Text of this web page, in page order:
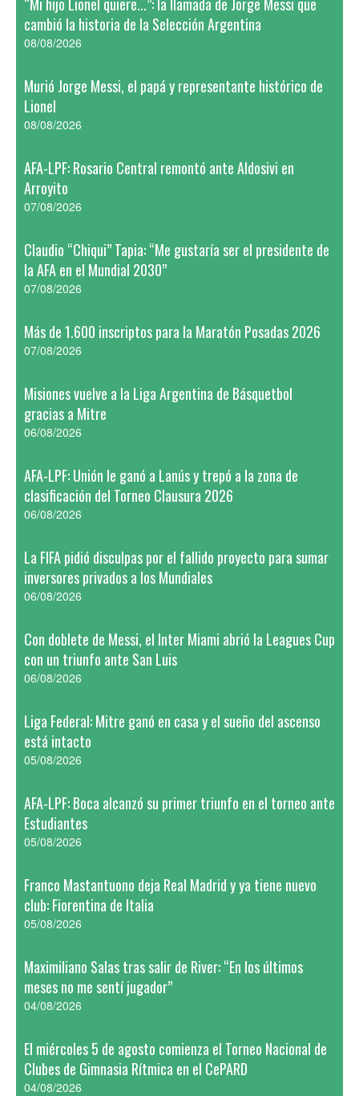
cambió la historia de la Selección Argentina
08/08/2026
Murió Jorge Messi, el papá y representante histórico de
Lionel
08/08/2026
AFA-LPF: Rosario Central remontó ante Aldosivi en
Arroyito
07/08/2026
Claudio “Chiqui” Tapia: “Me gustaría ser el presidente de
la AFA en el Mundial 2030”
07/08/2026
Más de 1.600 inscriptos para la Maratón Posadas 2026
07/08/2026
Misiones vuelve a la Liga Argentina de Básquetbol
gracias a Mitre
06/08/2026
AFA-LPF: Unión le ganó a Lanús y trepó a la zona de
clasificación del Torneo Clausura 2026
06/08/2026
La FIFA pidió disculpas por el fallido proyecto para sumar
inversores privados a los Mundiales
06/08/2026
Con doblete de Messi, el Inter Miami abrió la Leagues Cup
con un triunfo ante San Luis
06/08/2026
Liga Federal: Mitre ganó en casa y el sueño del ascenso
está intacto
05/08/2026
AFA-LPF: Boca alcanzó su primer triunfo en el torneo ante
Estudiantes
05/08/2026
Franco Mastantuono deja Real Madrid y ya tiene nuevo
club: Fiorentina de Italia
05/08/2026
Maximiliano Salas tras salir de River: “En los últimos
meses no me sentí jugador”
04/08/2026
El miércoles 5 de agosto comienza el Torneo Nacional de
Clubes de Gimnasia Rítmica en el CePARD
04/08/2026